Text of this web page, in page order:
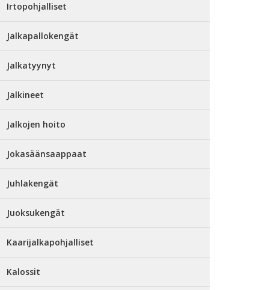
Irtopohjalliset
Jalkapallokengät
Jalkatyynyt
Jalkineet
Jalkojen hoito
Jokasäänsaappaat
Juhlakengät
Juoksukengät
Kaarijalkapohjalliset
Kalossit